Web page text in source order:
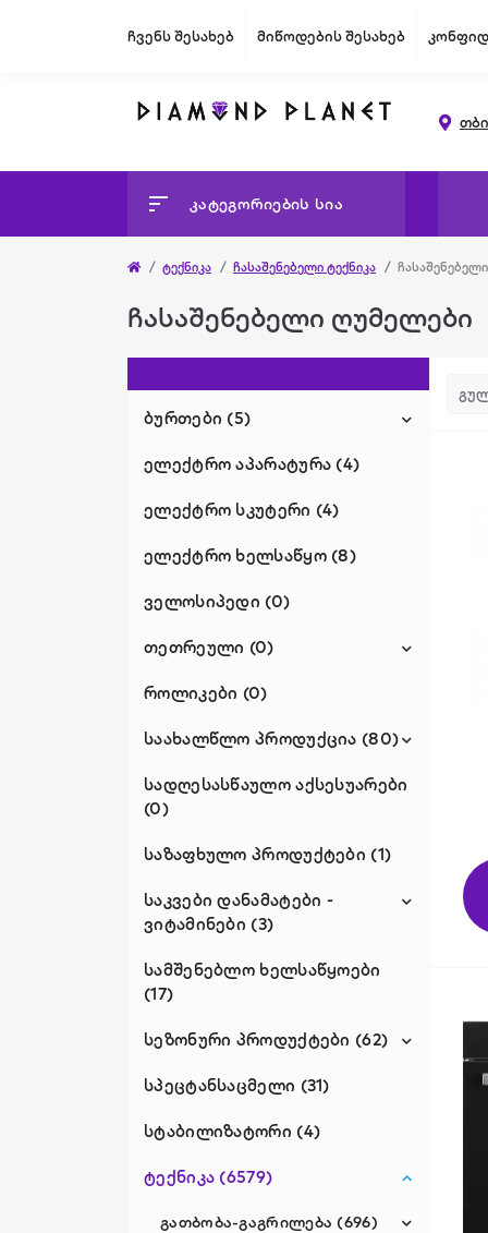
ჩვენს შესახებ მიწოდების შესახებ
კატეგორიების სია
ტექნიკა ჩასაშენებელი ტექნიკა
ჩასაშენებელი ღუმელები
ბურთები (5)
კალათბურთის ბურთი (2)
ფეხბურთის ბურთი (3)
ფრენბურთის ბურთი (0)
ელექტრო აპარატურა (4)
ელექტრო სკუტერი (4)
ელექტრო ხელსაწყო (8)
ველოსიპედი (0)
თეთრეული (0)
ტექსტილი (0)
როლიკები (0)
საახალწლო პროდუქცია (80)
ნაძვის ხეები (51)
ნივთები (24)
სადღესასწაულო აქსესუარები
(0)
საზაფხულო პროდუქტები (1)
საკვები დანამატები -
ვიტამინები (3)
ფუნქციური პროდუქტები (3)
სამშენებლო ხელსაწყოები
(17)
სეზონური პროდუქტები (62)
აუზები (48)
საქანელები (6)
ჰამაკები (8)
სპეცტანსაცმელი (31)
სტაბილიზატორი (4)
ტექნიკა (6579)
გათბობა-გაგრილება (696)